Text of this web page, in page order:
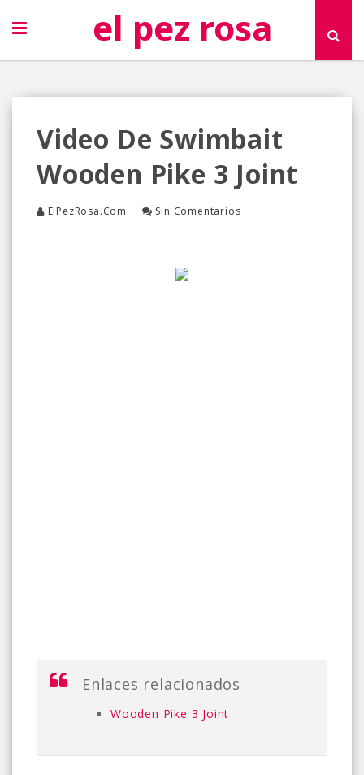
el pez rosa
Video De Swimbait
Wooden Pike 3 Joint
ElPezRosa.com Sin Comentarios
Enlaces relacionados
Wooden Pike 3 Joint